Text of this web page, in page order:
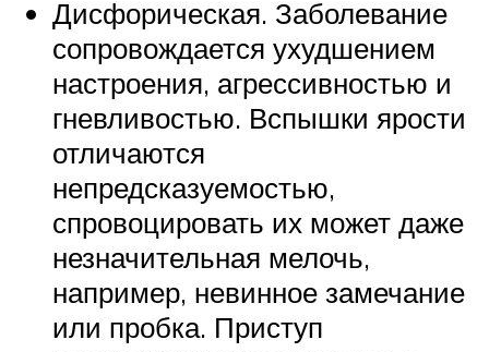
Дисфорическая. Заболевание
сопровождается ухудшением
настроения, агрессивностью и
гневливостью. Вспышки ярости
отличаются
непредсказуемостью,
спровоцировать их может даже
незначительная мелочь,
например, невинное замечание
или пробка. Приступ